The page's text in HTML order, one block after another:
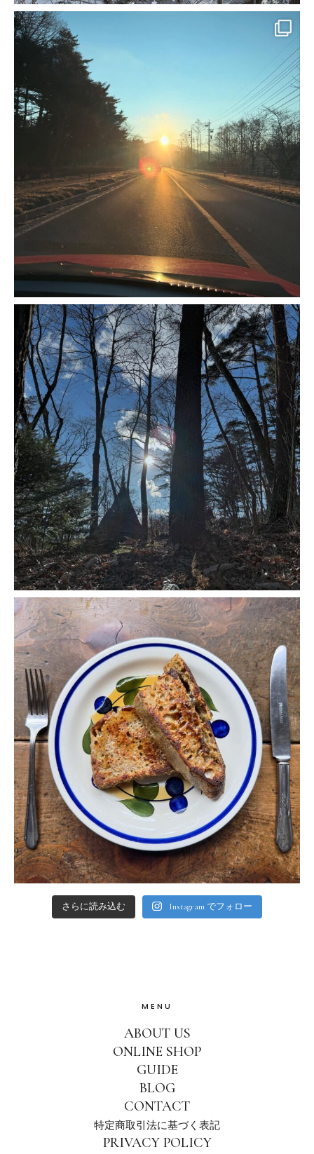
さらに読み込む Instagram でフォロー
MENU
ABOUT US
ONLINE SHOP
GUIDE
BLOG
CONTACT
特定商取引法に基づく表記
PRIVACY POLICY